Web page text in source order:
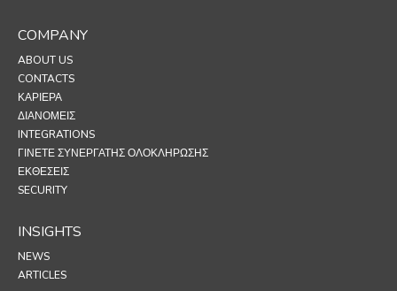
COMPANY
ABOUT US
CONTACTS
ΚΑΡΙΈΡΑ
ΔΙΑΝΟΜΕΊΣ
INTEGRATIONS
ΓΊΝΕΤΕ ΣΥΝΕΡΓΆΤΗΣ ΟΛΟΚΛΉΡΩΣΗΣ
ΕΚΘΕΣΕΙΣ
SECURITY
INSIGHTS
NEWS
ARTICLES